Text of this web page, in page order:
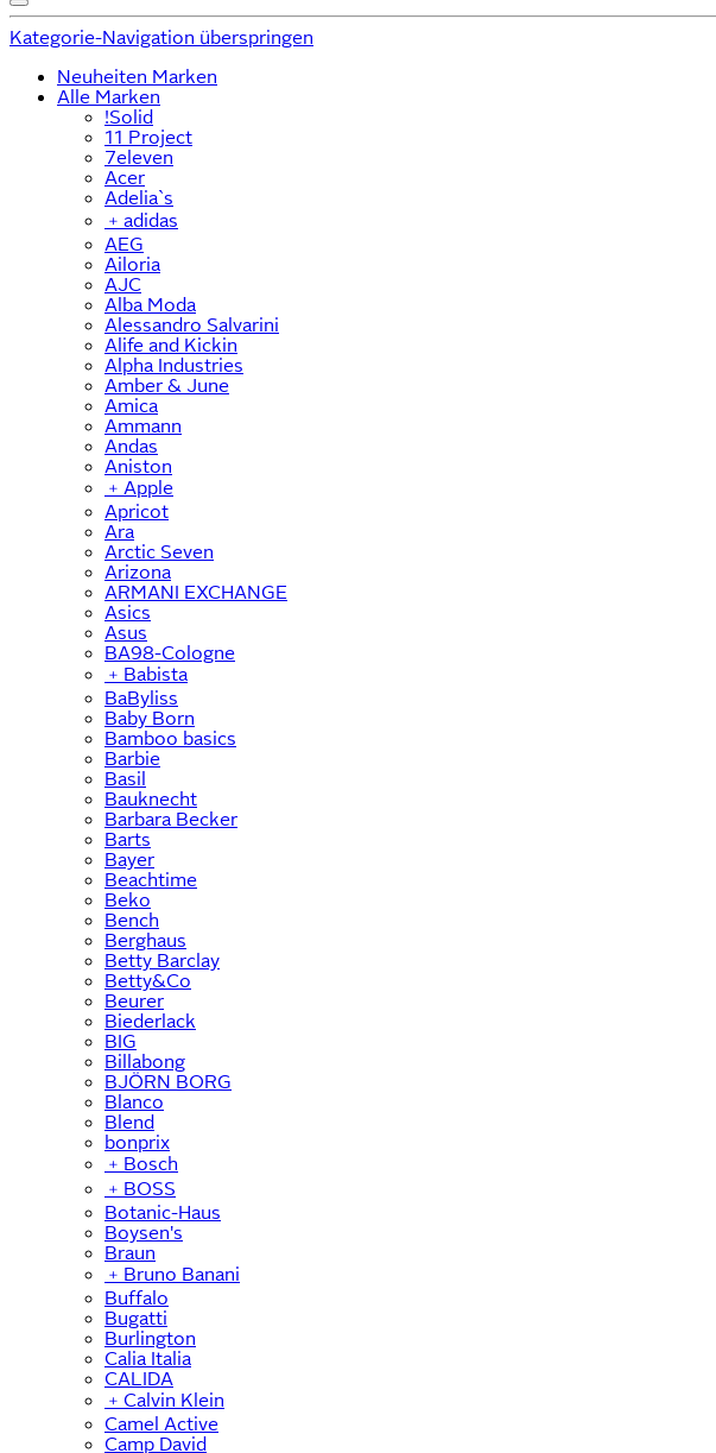
Kategorie-Navigation überspringen
Neuheiten Marken
Alle Marken
!Solid
11 Project
7eleven
Acer
Adelia`s
﹢ adidas
AEG
Ailoria
AJC
Alba Moda
Alessandro Salvarini
Alife and Kickin
Alpha Industries
Amber & June
Amica
Ammann
Andas
Aniston
﹢ Apple
Apricot
Ara
Arctic Seven
Arizona
ARMANI EXCHANGE
Asics
Asus
BA98-Cologne
﹢ Babista
BaByliss
Baby Born
Bamboo basics
Barbie
Basil
Bauknecht
Barbara Becker
Barts
Bayer
Beachtime
Beko
Bench
Berghaus
Betty Barclay
Betty&Co
Beurer
Biederlack
BIG
Billabong
BJÖRN BORG
Blanco
Blend
bonprix
﹢ Bosch
﹢ BOSS
Botanic-Haus
Boysen's
Braun
﹢ Bruno Banani
Buffalo
Bugatti
Burlington
Calia Italia
CALIDA
﹢ Calvin Klein
Camel Active
Camp David